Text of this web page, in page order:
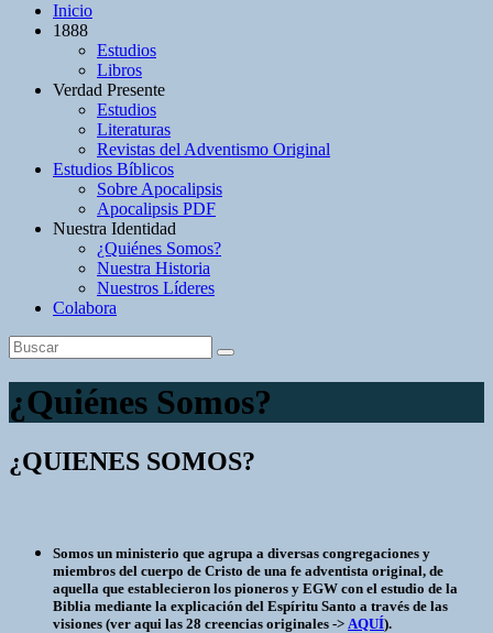
Inicio
1888
Estudios
Libros
Verdad Presente
Estudios
Literaturas
Revistas del Adventismo Original
Estudios Bíblicos
Sobre Apocalipsis
Apocalipsis PDF
Nuestra Identidad
¿Quiénes Somos?
Nuestra Historia
Nuestros Líderes
Colabora
¿Quiénes Somos?
¿QUIENES SOMOS?
Somos un ministerio que agrupa a diversas congregaciones y
miembros del cuerpo de Cristo de una fe adventista original, de
aquella que establecieron los pioneros y EGW con el estudio de la
Biblia mediante la explicación del Espíritu Santo a través de las
visiones (ver aqui las 28 creencias originales -> AQUÍ).